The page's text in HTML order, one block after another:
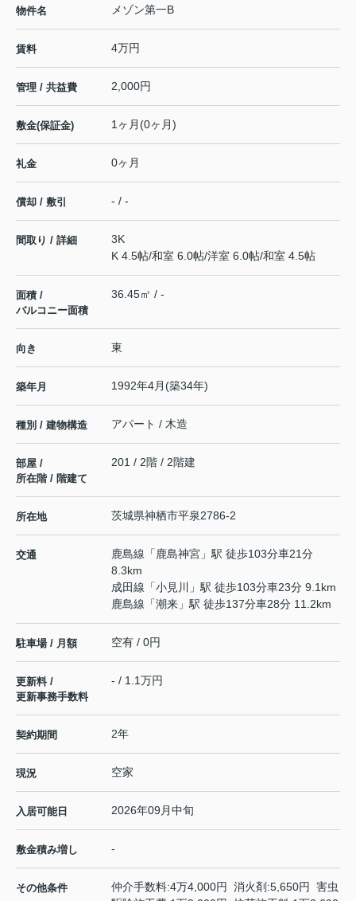
物件名 メゾン第一B
賃料 4万円
管理 / 共益費 2,000円
敷金(保証金) 1ヶ月(0ヶ月)
礼金 0ヶ月
償却 / 敷引 - / -
間取り / 詳細
3K
K 4.5帖/和室 6.0帖/洋室 6.0帖/和室 4.5帖
面積 /
バルコニー面積
36.45㎡ / -
向き 東
築年月 1992年4月(築34年)
種別 / 建物構造 アパート / 木造
部屋 /
所在階 / 階建て
201 / 2階 / 2階建
所在地 茨城県神栖市平泉2786-2
交通 鹿島線 「 鹿島神宮 」駅 徒歩103分車21分
8.3km
成田線 「小見川
」駅 徒歩103分車23分 9.1km
鹿島線 「潮来 」駅 徒歩137分車28分 11.2km
駐車場 / 月額 空有 / 0円
更新料 /
更新事務手数料
- / 1.1万円
契約期間 2年
現況 空家
入居可能日 2026年09月中旬
敷金積み増し -
その他条件
仲介手数料:4万4,000円 消火剤:5,650円 害虫